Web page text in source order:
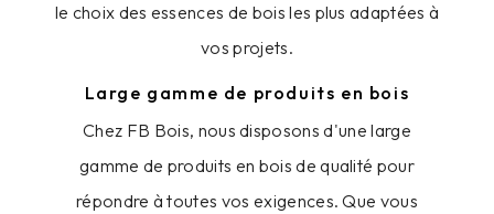
le choix des essences de bois les plus adaptées à
vos projets.
Large gamme de produits en bois
Chez FB Bois, nous disposons d'une large
gamme de produits en bois de qualité pour
répondre à toutes vos exigences. Que vous